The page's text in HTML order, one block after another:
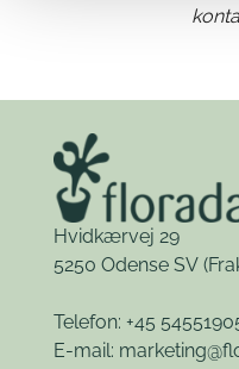
Hvidkærvej 29
5250 Odense SV
Telefon: +45
E-mail: